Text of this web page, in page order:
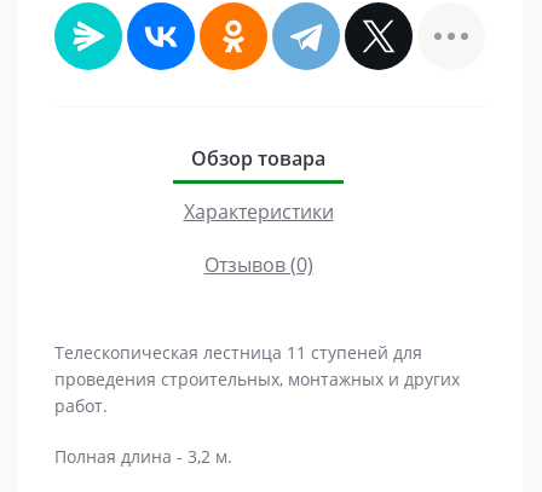
Обзор товара
Характеристики
Отзывов (0)
Телескопическая лестница 11 ступеней для
проведения строительных, монтажных и других
работ.
Полная длина - 3,2 м.